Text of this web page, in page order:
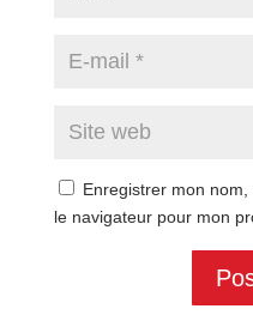
Enregistrer mon
le navigateur pour mon